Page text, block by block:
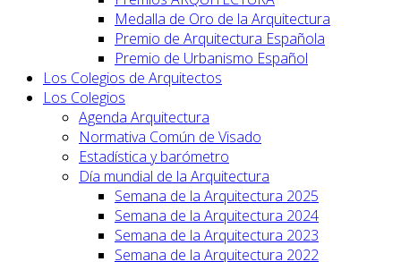
Medalla de Oro de la Arquitectura
Premio de Arquitectura Española
Premio de Urbanismo Español
Los Colegios de Arquitectos
Los Colegios
Agenda Arquitectura
Normativa Común de Visado
Estadística y barómetro
Día mundial de la Arquitectura
Semana de la Arquitectura 2025
Semana de la Arquitectura 2024
Semana de la Arquitectura 2023
Semana de la Arquitectura 2022